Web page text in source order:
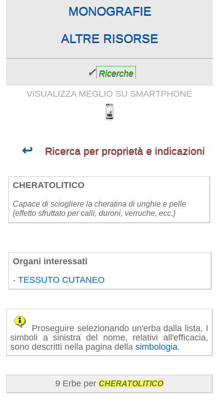
MONOGRAFIE
ALTRE RISORSE
✓ Ricerche
VISUALIZZA MEGLIO SU SMARTPHONE
↩ Ricerca per proprietà e indicazioni
CHERATOLITICO
Capace di sciogliere la cheratina di unghie e pelle
(effetto sfruttato per calli, duroni, verruche, ecc.)
Organi interessati
-TESSUTO CUTANEO
Proseguire selezionando un'erba dalla lista. I
simboli a sinistra del nome, relativi all'efficacia,
sono descritti nella pagina dellasimbologia.
9 Erbe per CHERATOLITICO